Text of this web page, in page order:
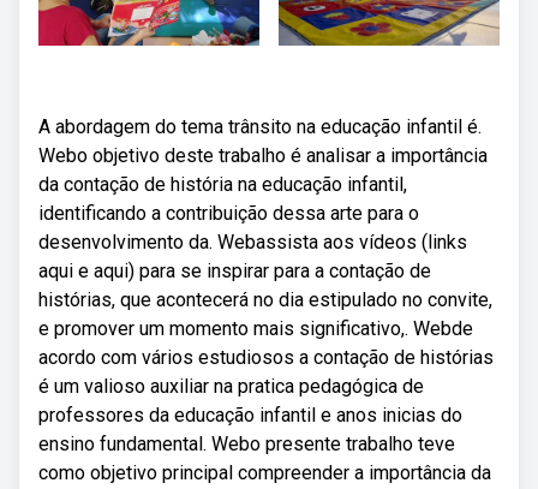
A abordagem do tema trânsito na educação infantil é.
Webo objetivo deste trabalho é analisar a importância
da contação de história na educação infantil,
identificando a contribuição dessa arte para o
desenvolvimento da. Webassista aos vídeos (links
aqui e aqui) para se inspirar para a contação de
histórias, que acontecerá no dia estipulado no convite,
e promover um momento mais significativo,. Webde
acordo com vários estudiosos a contação de histórias
é um valioso auxiliar na pratica pedagógica de
professores da educação infantil e anos inicias do
ensino fundamental. Webo presente trabalho teve
como objetivo principal compreender a importância da